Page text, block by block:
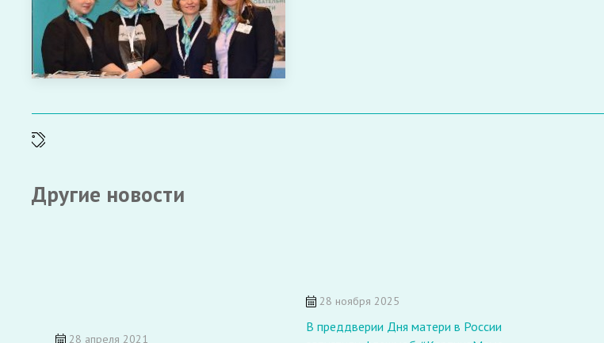
Другие новости
28 апреля 2021
28 ноября 2025
В преддверии Дня матери в России